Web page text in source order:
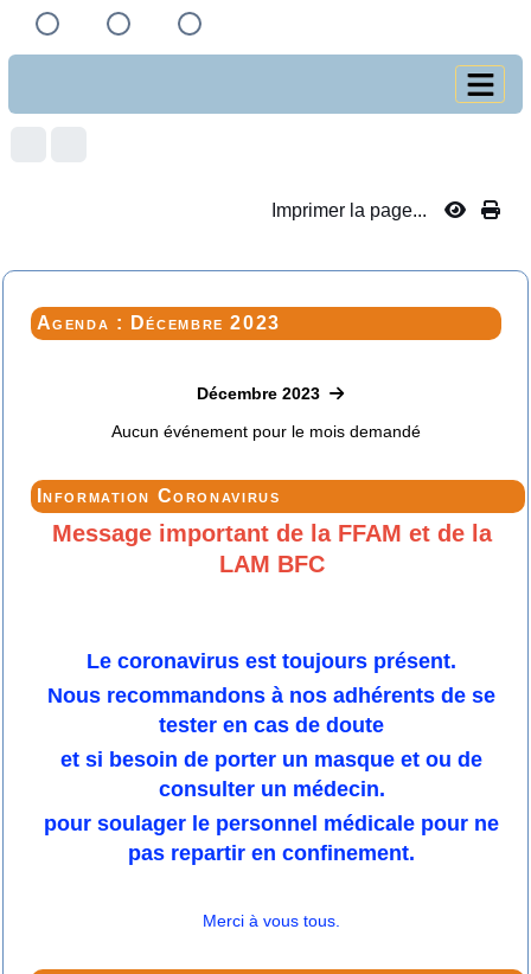
Imprimer la page...
Agenda : Décembre 2023
Décembre 2023
Aucun événement pour le mois demandé
Information Coronavirus
Message important de la FFAM et de la
LAM BFC
Le coronavirus est toujours présent.
Nous recommandons à nos adhérents de se
tester en cas de doute
et si besoin de porter un masque et ou de
consulter un médecin.
pour soulager le personnel médicale pour ne
pas repartir en confinement.
Merci à vous tous.